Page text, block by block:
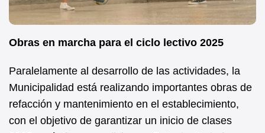
Obras en marcha para el ciclo lectivo 2025
Paralelamente al desarrollo de las actividades, la
Municipalidad está realizando importantes obras de
refacción y mantenimiento en el establecimiento,
con el objetivo de garantizar un inicio de clases